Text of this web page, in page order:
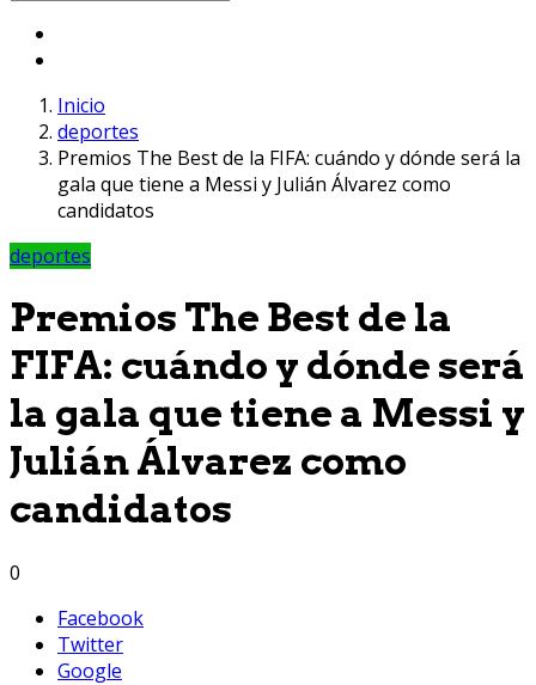
Inicio
deportes
Premios The Best de la FIFA: cuándo y dónde será la
gala que tiene a Messi y Julián Álvarez como
candidatos
deportes
Premios The Best de la
FIFA: cuándo y dónde será
la gala que tiene a Messi y
Julián Álvarez como
candidatos
0
Facebook
Twitter
Google